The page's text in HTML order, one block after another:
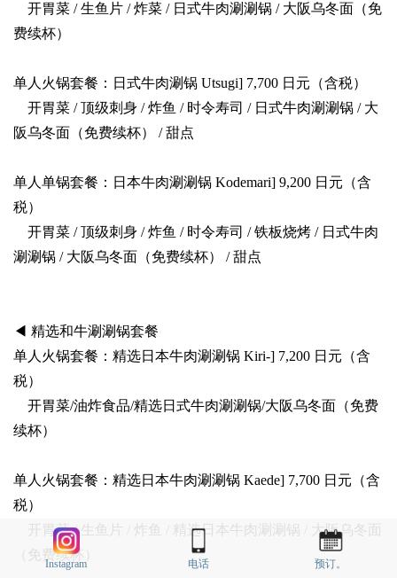
开胃菜 / 生鱼片 / 炸菜 / 日式牛肉涮涮锅 / 大阪乌冬面（免
费续杯）
单人火锅套餐：日式牛肉涮锅 Utsugi] 7,700 日元（含税）
开胃菜 / 顶级刺身 / 炸鱼 / 时令寿司 / 日式牛肉涮涮锅 / 大
阪乌冬面（免费续杯） / 甜点
单人单锅套餐：日本牛肉涮涮锅 Kodemari] 9,200 日元（含
税）
开胃菜 / 顶级刺身 / 炸鱼 / 时令寿司 / 铁板烧烤 / 日式牛肉
涮涮锅 / 大阪乌冬面（免费续杯） / 甜点
◀ 精选和牛涮涮锅套餐
单人火锅套餐：精选日本牛肉涮涮锅 Kiri-] 7,200 日元（含
税）
开胃菜/油炸食品/精选日式牛肉涮涮锅/大阪乌冬面（免费
续杯）
单人火锅套餐：精选日本牛肉涮涮锅 Kaede] 7,700 日元（含
税）
开胃菜 / 生鱼片 / 炸鱼 / 精选日本牛肉涮涮锅 / 大阪乌冬面
（免费续杯）
Instagram 电话 预订。